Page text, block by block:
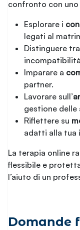
confronto con uno
Esplorare i
legati al
Distinguere tra
Imparare a
partner.
Lavorare sull’
gestione
Riflettere su
adatti alla tua
La terapia online
flessibile e
l’aiuto di un
Domande